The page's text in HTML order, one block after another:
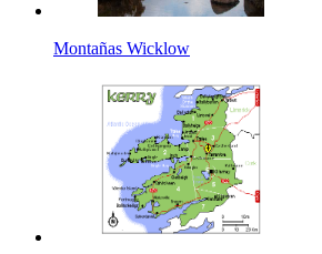
Montañas Wicklow